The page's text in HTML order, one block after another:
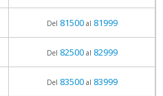
Del 81500al 81999
Del 82500al 82999
Del 83500al 83999